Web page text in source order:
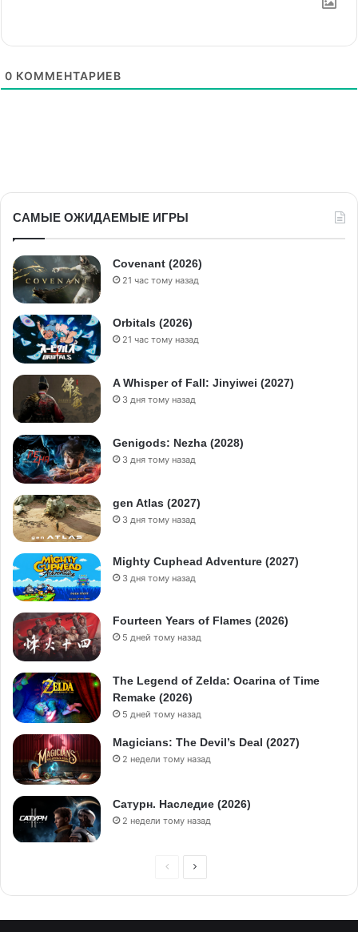
0 КОММЕНТАРИЕВ
САМЫЕ ОЖИДАЕМЫЕ ИГРЫ
Covenant (2026)
21 час тому назад
Orbitals (2026)
21 час тому назад
A Whisper of Fall: Jinyiwei (2027)
3 дня тому назад
Genigods: Nezha (2028)
3 дня тому назад
gen Atlas (2027)
3 дня тому назад
Mighty Cuphead Adventure (2027)
3 дня тому назад
Fourteen Years of Flames (2026)
5 дней тому назад
The Legend of Zelda: Ocarina of Time
Remake (2026)
5 дней тому назад
Magicians: The Devil’s Deal (2027)
2 недели тому назад
Сатурн. Наследие (2026)
2 недели тому назад